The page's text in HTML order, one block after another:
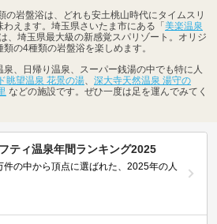
の岩盤浴は、どれも安土桃山時代にタイムスリ
えます。埼玉県さいたま市にある「 美楽温泉
、埼玉県最大級の新感覚スパリゾート。オリジ
の4種類の岩盤浴を楽しめます。
、日帰り温泉、スーパー銭湯の中でも特に人
眺望温泉 花景の湯、 深大寺天然温泉 湯守の
などの施設です。ぜひ一度は足を運んでみてく
ティ温泉年間ランキング2025
件の中から頂点に選ばれた、2025年の人